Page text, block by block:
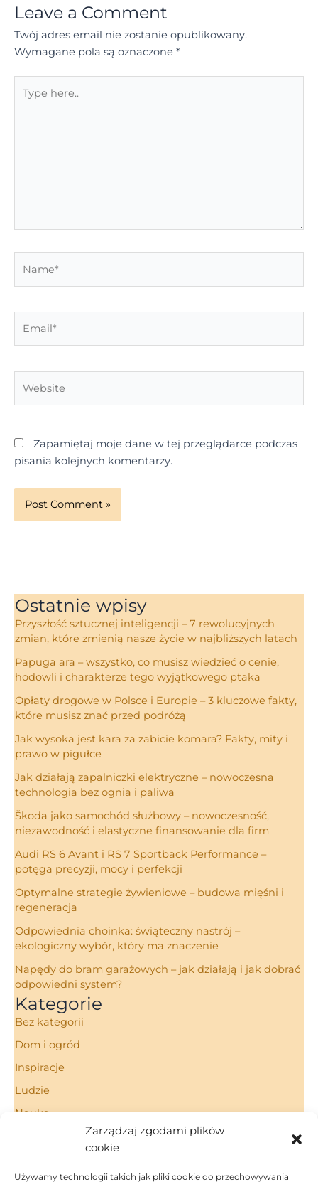
Zarządzaj zgodami plików
cookie
Używamy technologii takich jak pliki cookie do przechowywania
Leave a Comment
Twój adres email nie zostanie opublikowany.
Wymagane pola są oznaczone *
here..
Zapamiętaj moje dane w tej przeglądarce podczas
pisania kolejnych komentarzy.
Ostatnie wpisy
Przyszłość sztucznej inteligencji – 7 rewolucyjnych
zmian, które zmienią nasze życie w najbliższych latach
Papuga ara – wszystko, co musisz wiedzieć o cenie,
hodowli i charakterze tego wyjątkowego ptaka
Opłaty drogowe w Polsce i Europie – 3 kluczowe fakty,
które musisz znać przed podróżą
Jak wysoka jest kara za zabicie komara? Fakty, mity i
prawo w pigułce
Jak działają zapalniczki elektryczne – nowoczesna
technologia bez ognia i paliwa
Škoda jako samochód służbowy – nowoczesność,
niezawodność i elastyczne finansowanie dla firm
Audi RS 6 Avant i RS 7 Sportback Performance –
potęga precyzji, mocy i perfekcji
Optymalne strategie żywieniowe – budowa mięśni i
regeneracja
Odpowiednia choinka: świąteczny nastrój –
ekologiczny wybór, który ma znaczenie
Napędy do bram garażowych – jak działają i jak dobrać
odpowiedni system?
Kategorie
Bez kategorii
Dom i ogród
Inspiracje
Ludzie
Nauka